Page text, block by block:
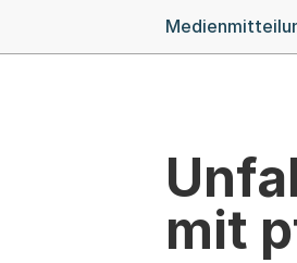
mit